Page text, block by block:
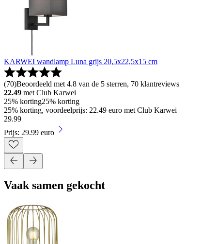
KARWEI wandlamp Luna grijs 20,5x22,5x15 cm
(70)Beoordeeld met 4.8 van de 5 sterren, 70 klantreviews
22.49 met Club Karwei
25% korting25% korting
25% korting, voordeelprijs: 22.49 euro met Club Karwei
29.99
Prijs: 29.99 euro
Vaak samen gekocht